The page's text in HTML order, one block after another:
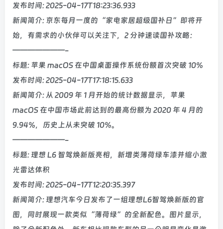
发布时间: 2025-04-17T18:23:36.933
新闻简介: 京东每月一度的“家电家居超级国补日”即将开
始，有需求的小伙伴可以关注下，2 分钟速读国补攻略：
———————-
标题: 苹果 macOS 在中国桌面操作系统份额首次突破 10%
发布时间: 2025-04-17T17:18:15.633
新闻简介: 从 2009 年 1 月开始的统计数据显示，苹果
macOS 在中国市场此前达到的最高份额为 2020 年 4 月的
9.94%，历史上从未突破 10%。
———————-
标题: 理想 L6 智驾焕新版亮相，新增类薄荷绿车漆并缩小激
光雷达体积
发布时间: 2025-04-17T12:20:35.397
新闻简介: 理想汽车今日发布了一组理想L6智驾焕新版的官
图，同时展现一款类似“薄荷绿”的全新配色。图片显示，